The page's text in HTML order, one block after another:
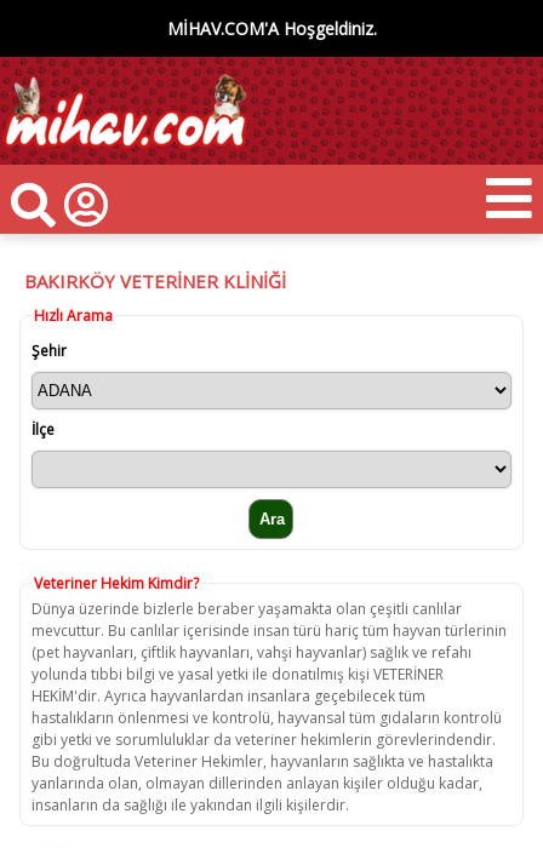
MİHAV.COM'A Hoşgeldiniz.
BAKIRKÖY VETERİNER KLİNİĞİ
Hızlı Arama
Şehir
İlçe
Veteriner Hekim Kimdir?
Dünya üzerinde bizlerle beraber yaşamakta olan çeşitli canlılar
mevcuttur. Bu canlılar içerisinde insan türü hariç tüm hayvan türlerinin
(pet hayvanları, çiftlik hayvanları, vahşi hayvanlar) sağlık ve refahı
yolunda tıbbi bilgi ve yasal yetki ile donatılmış kişi VETERİNER
HEKİM'dir. Ayrıca hayvanlardan insanlara geçebilecek tüm
hastalıkların önlenmesi ve kontrolü, hayvansal tüm gıdaların kontrolü
gibi yetki ve sorumluluklar da veteriner hekimlerin görevlerindendir.
Bu doğrultuda Veteriner Hekimler, hayvanların sağlıkta ve hastalıkta
yanlarında olan, olmayan dillerinden anlayan kişiler olduğu kadar,
insanların da sağlığı ile yakından ilgili kişilerdir.